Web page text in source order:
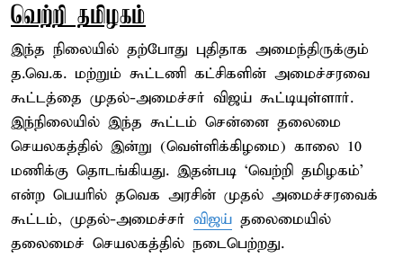
வெற்றி தமிழகம்
இந்த நிலையில் தற்போது புதிதாக அமைந்திருக்கும்
த.வெ.க. மற்றும் கூட்டணி கட்சிகளின் அமைச்சரவை
கூட்டத்தை முதல்-அமைச்சர் விஜய் கூட்டியுள்ளார்.
இந்நிலையில் இந்த கூட்டம் சென்னை தலைமை
செயலகத்தில் இன்று (வெள்ளிக்கிழமை) காலை 10
மணிக்கு தொடங்கியது. இதன்படி ‘வெற்றி தமிழகம்’
என்ற பெயரில் தவெக அரசின் முதல் அமைச்சரவைக்
கூட்டம், முதல்-அமைச்சர் விஜய் தலைமையில்
தலைமைச் செயலகத்தில் நடைபெற்றது.